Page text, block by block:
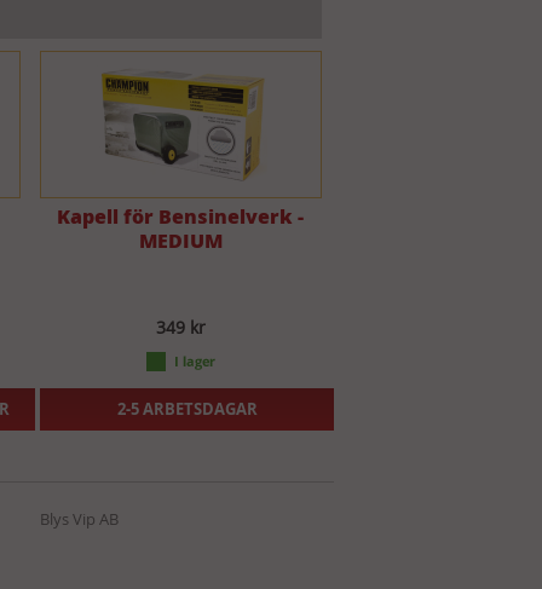
Kapell för Bensinelverk -
MEDIUM
349 kr
2-5 ARBETSDAGAR
Blys Vip AB